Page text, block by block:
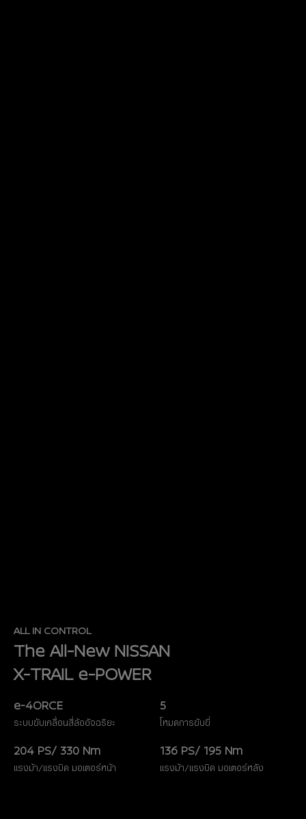
ALL IN CONTROL
The All-New NISSAN
X-TRAIL e-POWER
e-4ORCE
ระบบขับเคลื่อนสี่ล้ออัจฉริยะ​
5
โหมดการขับขี่​
204 PS/ 330 Nm​
แรงม้า/แรงบิด มอเตอร์หน้า​
136 PS/ 195 Nm​
แรงม้า/แรงบิด มอเตอร์หลัง​